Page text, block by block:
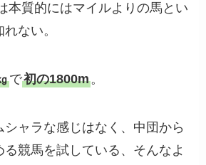
本質的にはマイルよりの馬とい
ない。
で初の1800m。
ャラな感じはなく、中団から
る競馬を試している、そんなよ